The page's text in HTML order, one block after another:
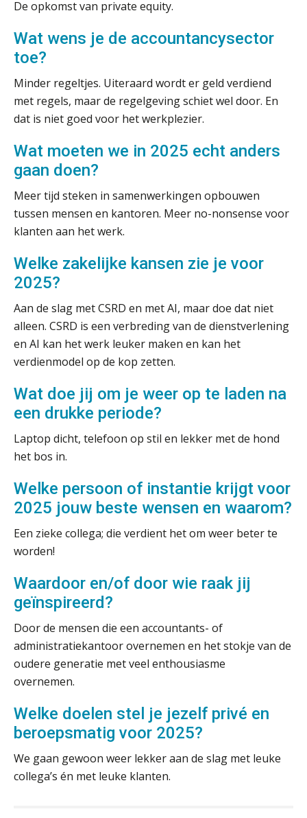
De opkomst van private equity.
Wat wens je de accountancysector
toe?
Minder regeltjes. Uiteraard wordt er geld verdiend
met regels, maar de regelgeving schiet wel door. En
dat is niet goed voor het werkplezier.
Wat moeten we in 2025 echt anders
gaan doen?
Meer tijd steken in samenwerkingen opbouwen
tussen mensen en kantoren. Meer no-nonsense voor
klanten aan het werk.
Welke zakelijke kansen zie je voor
2025?
Aan de slag met CSRD en met AI, maar doe dat niet
alleen. CSRD is een verbreding van de dienstverlening
en AI kan het werk leuker maken en kan het
verdienmodel op de kop zetten.
Wat doe jij om je weer op te laden na
een drukke periode?
Laptop dicht, telefoon op stil en lekker met de hond
het bos in.
Welke persoon of instantie krijgt voor
2025 jouw beste wensen en waarom?
Een zieke collega; die verdient het om weer beter te
worden!
Waardoor en/of door wie raak jij
geïnspireerd?
Door de mensen die een accountants- of
administratiekantoor overnemen en het stokje van de
oudere generatie met veel enthousiasme
overnemen.
Welke doelen stel je jezelf privé en
beroepsmatig voor 2025?
We gaan gewoon weer lekker aan de slag met leuke
collega’s én met leuke klanten.
boekhoudfouten
transitie in verband met de Wet
toekomst pensioenen voor de
Verstoorde arbeidsrelatie als
Het functiegemak van de INT bij
adviezen over en aangiften van erf-
Zomer. Tijd om je loopbaan onder
de loep te nemen.
als verhuurplatform voor
5 signalen dat jouw relatiebeheer
niet meer werkt (en hoe je dat oplost)
Fusies en overnames | Met
waardebepalingen bedrijfsadvies
Van Wwft naar AMLR: wat verandert
er in 2027?
Driver-based models: de essentiële
bouwstenen voor elk finance team
verminder je verloop structureel.
verborgen EBITDA-hefboom
ABN Amro slokt NIBC op: wat deze
overname zegt over de
gefragmenteerd, softwarekampioen
ontbreekt (nog) in Europa
ondertekenproces drastisch
verbeterde
Supervisor controlling & accounting
KNAV